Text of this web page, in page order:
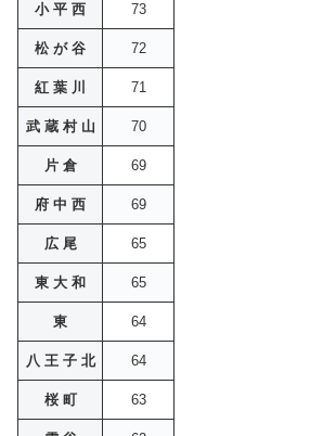
小 平 西 73
松 が 谷 72
紅 葉 川 71
武 蔵 村 山 70
片 倉 69
府 中 西 69
広 尾 65
東 大 和 65
東 64
八 王 子 北 64
桜 町 63